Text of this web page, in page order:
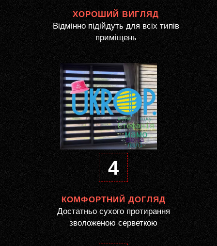
ХОРОШИЙ ВИГЛЯД
Відмінно підійдуть для всіх типів
приміщень
4
КОМФОРТНИЙ ДОГЛЯД
Достатньо сухого протирання
зволоженою серветкою